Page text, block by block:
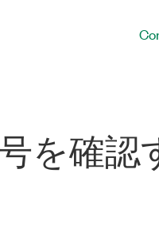
を確認